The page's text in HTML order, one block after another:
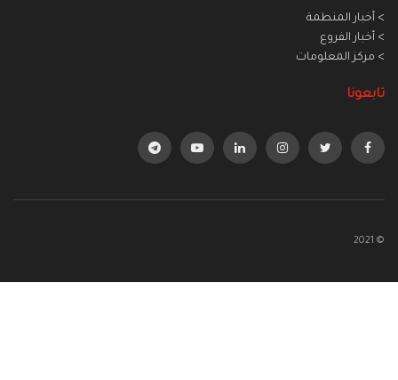
> أخبار المنطمة
> أخبار الفروع
> مركز المعلومات
تابعونا
© 2021